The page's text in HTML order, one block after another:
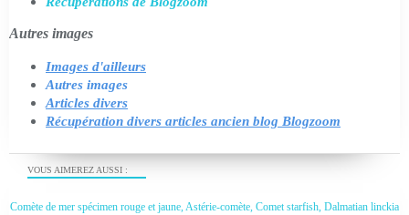
VOUS AIMEREZ AUSSI :
Comète de mer spécimen rouge et jaune, Astérie-comète, Comet starfish, Dalmatian linckia
Autres images
Images d'ailleurs
Autres images
Articles divers
Récupération divers articles ancien blog Blogzoom